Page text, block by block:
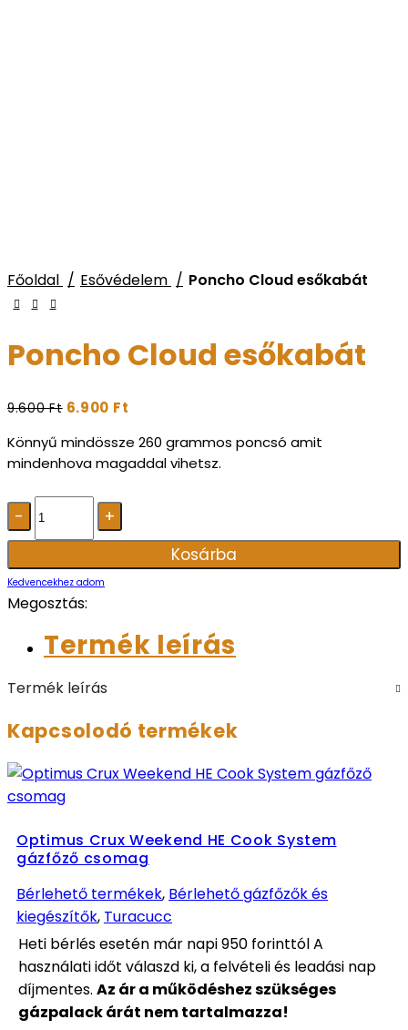
Főoldal Esővédelem Poncho Cloud esőkabát
Poncho Cloud esőkabát
9.600Ft 6.900 Ft
Könnyű mindössze 260 grammos poncsó amit
mindenhova magaddal vihetsz.
mennyiség
Kosárba
Kedvencekhez adom
Megosztás:
Termék leírás
Termék leírás
Kapcsolodó termékek
Optimus Crux Weekend HE Cook System
gázfőző csomag
Bérlehető termékek, Bérlehető gázfőzők és
kiegészítők, Turacucc
Heti bérlés esetén már napi 950 forinttól A
használati időt válaszd ki, a felvételi és leadási nap
díjmentes. Az ár a működéshez szükséges
gázpalack árát nem tartalmazza!